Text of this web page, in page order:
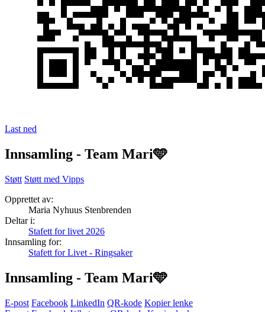
Last ned
Innsamling - Team Mari🩵
Støtt Støtt med Vipps
Opprettet av:
Maria Nyhuus Stenbrenden
Deltar i:
Stafett for livet 2026
Innsamling for:
Stafett for Livet - Ringsaker
Innsamling - Team Mari🩵
E-post Facebook LinkedIn QR-kode Kopier lenke